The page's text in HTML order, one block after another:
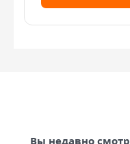
Вы недавно